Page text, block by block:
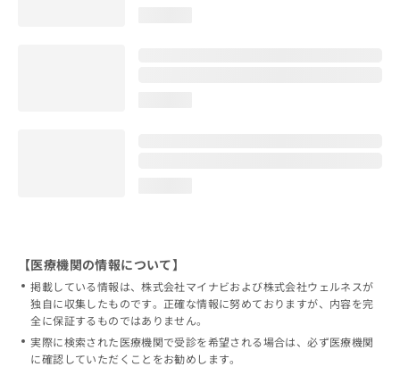
【医療機関の情報について】
掲載している情報は、株式会社マイナビおよび株式会社ウェルネスが
独自に収集したものです。正確な情報に努めておりますが、内容を完
全に保証するものではありません。
実際に検索された医療機関で受診を希望される場合は、必ず医療機関
に確認していただくことをお勧めします。